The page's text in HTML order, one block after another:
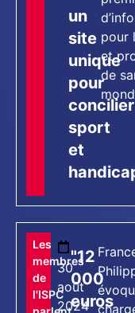
un
site
unique
pour
concilier
sport
et
pour
et
de
Les
membres
de
l'ISPC
30
août
2024
"12
000
euros